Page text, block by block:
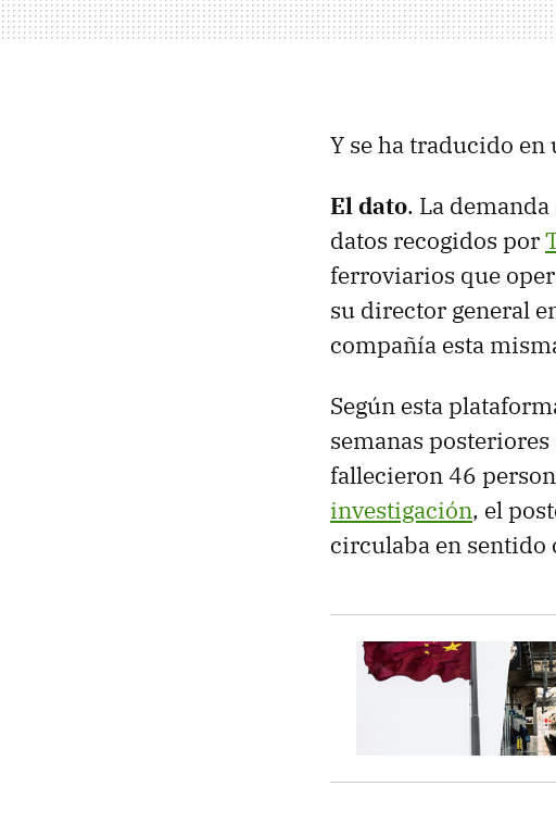
Y se ha traducido en
El dato. La
datos recogidos por
ferroviarios que
su director general
compañía esta
Según esta
semanas posteriores
fallecieron 46
investigación, el
circulaba en sentido